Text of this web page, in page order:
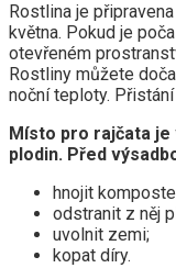
Rostlina je
května. Pokud je
otevřeném
Rostliny můžete
noční teploty.
Místo pro rajčata je
plodin. Před
hnojit
odstranit z něj
uvolnit zemi;
kopat díry.